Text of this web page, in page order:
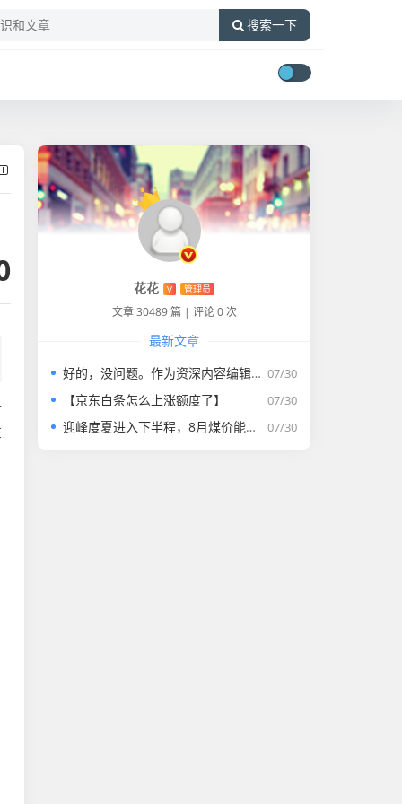
搜索一下
花花 V 管理员
文章 30489 篇 | 评论 0 次
最新文章
07/30
好的，没问题。作为资深内容编辑，我将为您打造一篇符合要求的专业教程文章。
07/30
【京东白条怎么上涨额度了】
07/30
迎峰度夏进入下半程，8月煤价能否走强？